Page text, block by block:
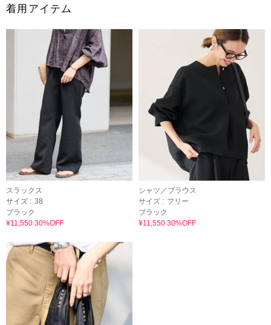
着用アイテム
スラックス
サイズ : 38
ブラック
¥11,550 30%OFF
シャツ／ブラウス
サイズ : フリー
ブラック
¥11,550 30%OFF